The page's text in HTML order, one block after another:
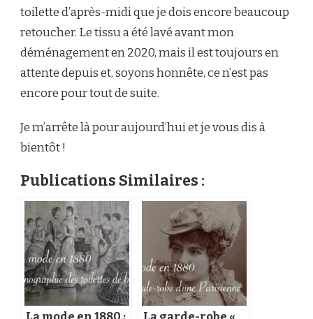
toilette d’après-midi que je dois encore beaucoup
retoucher. Le tissu a été lavé avant mon
déménagement en 2020, mais il est toujours en
attente depuis et, soyons honnête, ce n’est pas
encore pour tout de suite.
Je m’arrête là pour aujourd’hui et je vous dis à
bientôt !
Publications Similaires :
La mode en 1880 :
La garde-robe «